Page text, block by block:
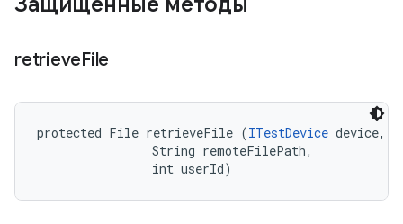
retrieveFile
protected File retrieveFile (ITestDevice device,
                String remoteFilePath,
                int userId)